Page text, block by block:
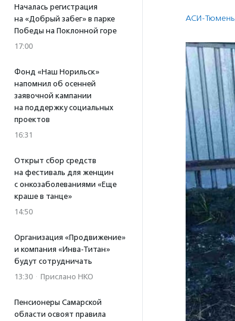
Началась регистрация
на «Добрый забег» в парке
Победы на Поклонной горе
17:00
Фонд «Наш Норильск»
напомнил об осенней
заявочной кампании
на поддержку социальных
проектов
16:31
Открыт сбор средств
на фестиваль для женщин
с онкозаболеваниями «Еще
краше в танце»
14:50
Организация «Продвижение»
и компания «Инва-Титан»
будут сотрудничать
13:30 · Прислано НКО
Пенсионеры Самарской
области освоят правила
АСИ-Тюмень